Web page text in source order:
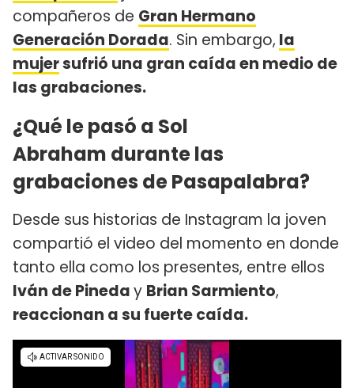
compañeros de Gran Hermano
Generación Dorada. Sin embargo, la
mujersufrió una gran caída en medio de
las grabaciones.
¿Qué le pasó a Sol
Abraham durante las
grabaciones de Pasapalabra?
Desde sus historias de Instagram la joven
compartió el video del momento en donde
tanto ella como los presentes, entre ellos
Iván de Pineday Brian Sarmiento,
reaccionan a su fuerte caída.